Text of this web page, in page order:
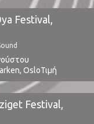
Festival,
OsloΤιμή
Festival,